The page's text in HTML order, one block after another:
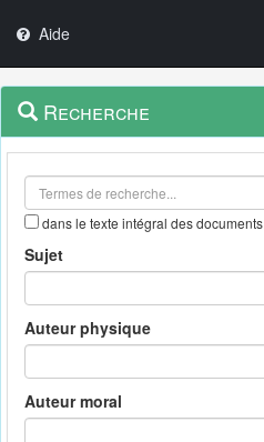
Aide
Navigation
outils
Menu
contextuel
Recherche
dans le texte intégral des documents
Sujet
Auteur physique
Auteur moral